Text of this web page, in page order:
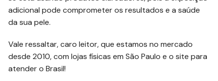
adicional pode comprometer os resultados e a saúde
da sua pele.
Vale ressaltar, caro leitor, que estamos no mercado
desde 2010, com lojas físicas em São Paulo e o site para
atender o Brasil!